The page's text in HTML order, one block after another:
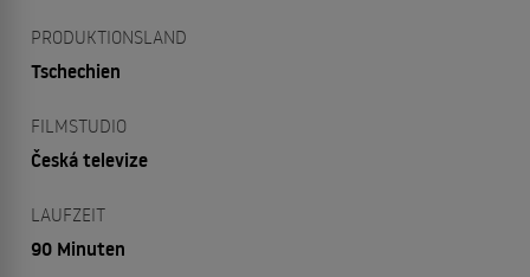
PRODUKTIONSLAND
Tschechien
FILMSTUDIO
Česká televize
LAUFZEIT
90 Minuten